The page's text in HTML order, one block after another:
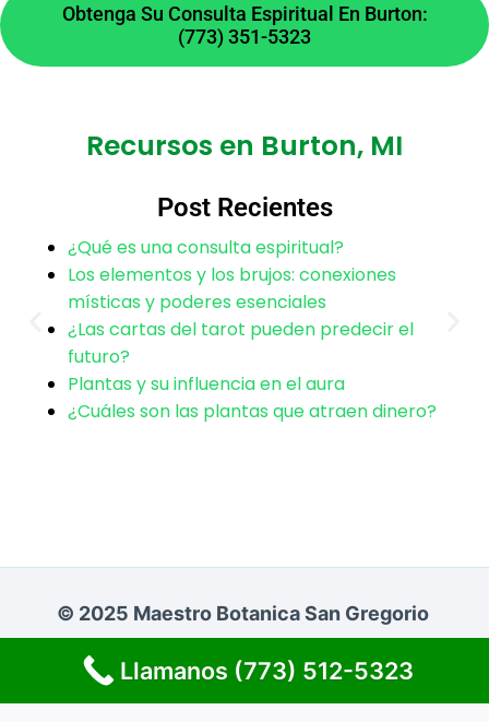
un proceso respetuoso y realista para el
crecimiento personal.
tienen fecha de
Los productos como velones, inciensos y
hierbas tienen una vida útil óptima. Le
asesoramos sobre su almacenamiento y uso
adecuado durante su visita para asegurar su
potencia en sus prácticas personales.
¿Puedo conseguir figuras
en nuestra botánica una variedad de figuras de
pieza está seleccionada para apoyar su camino
espiritual y conexión.
Obtenga Su Consulta Espiritual En Burton:
(773) 351-5323
Recursos en Burton, MI
Post Recientes
¿Qué es una consulta espiritual?
Los elementos y los brujos: conexiones
místicas y poderes esenciales
¿Las cartas del tarot pueden predecir el
futuro?
Plantas y su influencia en el aura
¿Cuáles son las plantas que atraen dinero?
© 2025 Maestro Botanica San Gregorio
Llamanos (773) 512-5323